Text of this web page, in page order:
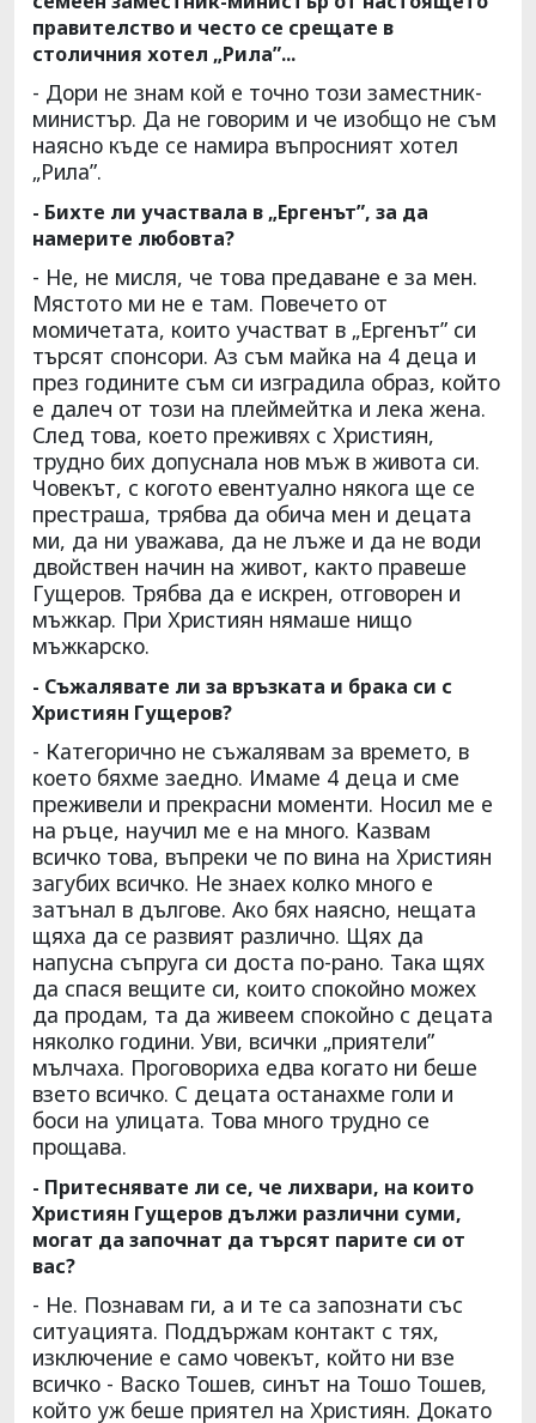
правителство и често се срещате в
столичния хотел „Рила”...
- Дори не знам кой е точно този заместник-
министър. Да не говорим и че изобщо не съм
наясно къде се намира въпросният хотел
„Рила”.
- Бихте ли участвала в „Ергенът”, за да
намерите любовта?
- Не, не мисля, че това предаване е за мен.
Мястото ми не е там. Повечето от
момичетата, които участват в „Ергенът” си
търсят спонсори. Аз съм майка на 4 деца и
през годините съм си изградила образ, който
е далеч от този на плеймейтка и лека жена.
След това, което преживях с Християн,
трудно бих допуснала нов мъж в живота си.
Човекът, с когото евентуално някога ще се
престраша, трябва да обича мен и децата
ми, да ни уважава, да не лъже и да не води
двойствен начин на живот, както правеше
Гущеров. Трябва да е искрен, отговорен и
мъжкар. При Християн нямаше нищо
мъжкарско.
- Съжалявате ли за връзката и брака си с
Християн Гущеров?
- Категорично не съжалявам за времето, в
което бяхме заедно. Имаме 4 деца и сме
преживели и прекрасни моменти. Носил ме е
на ръце, научил ме е на много. Казвам
всичко това, въпреки че по вина на Християн
загубих всичко. Не знаех колко много е
затънал в дългове. Ако бях наясно, нещата
щяха да се развият различно. Щях да
напусна съпруга си доста по-рано. Така щях
да спася вещите си, които спокойно можех
да продам, та да живеем спокойно с децата
няколко години. Уви, всички „приятели”
мълчаха. Проговориха едва когато ни беше
взето всичко. С децата останахме голи и
боси на улицата. Това много трудно се
прощава.
- Притеснявате ли се, че лихвари, на които
Християн Гущеров дължи различни суми,
могат да започнат да търсят парите си от
вас?
- Не. Познавам ги, а и те са запознати със
ситуацията. Поддържам контакт с тях,
изключение е само човекът, който ни взе
всичко - Васко Тошев, синът на Тошо Тошев,
който уж беше приятел на Християн. Докато